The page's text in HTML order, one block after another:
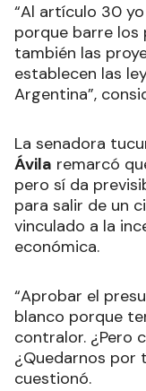
“Al artículo 30
porque barre los
también las
establecen las
Argentina”,
La senadora
Ávila remarcó
pero sí da
para salir de un
vinculado a la
económica.
“Aprobar el
blanco porque
contralor. ¿Pero
¿Quedarnos por
cuestionó.